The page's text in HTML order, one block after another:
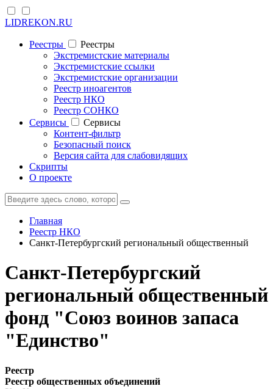
LIDREKON.RU
Реестры
Реестры
Экстремистские материалы
Экстремистские ссылки
Экстремистские организации
Реестр иноагентов
Реестр НКО
Реестр СОНКО
Cервисы
Cервисы
Контент-фильтр
Безопасный поиск
Версия сайта для слабовидящих
Скрипты
О проекте
Главная
Реестр НКО
Санкт-Петербургский региональный общественный
Санкт-Петербургский
региональный общественный
фонд "Союз воинов запаса
"Единство"
Реестр
Реестр общественных объединений